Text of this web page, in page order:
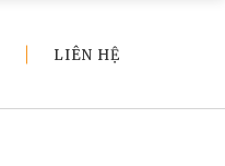
LIÊN HỆ